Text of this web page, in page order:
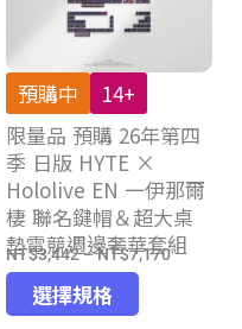
可
產
頁
面
選
擇
選
項
預購中
14+
限量品 預購 26年第四
季 日版 HYTE ×
Hololive EN 一伊那爾
棲 聯名鍵帽＆超大桌
墊電競週邊奢華套組
NT$3,442–NT$7,170價
選擇規格
產